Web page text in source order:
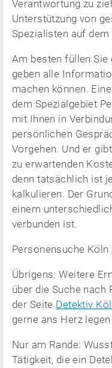
Verantwortung zu
Unterstützung von
Spezialisten auf dem
Am besten füllen Sie
geben alle
machen können.
dem Spezialgebiet
mit Ihnen in
persönlichen
Vorgehen. Und er
zu erwartenden
denn tatsächlich ist
kalkulieren. Der
einem
verbunden ist.
Personensuche Köln
Übrigens: Weitere
über die Suche nach
der Seite Detektiv
gerne ans Herz
Nur am Rande:
Tätigkeit, die ein